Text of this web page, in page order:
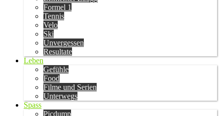
Formel 1
Tennis
Velo
Ski
Unvergessen
Resultate
Leben
Gefühle
Food
Filme und Serien
Unterwegs
Spass
Picdump